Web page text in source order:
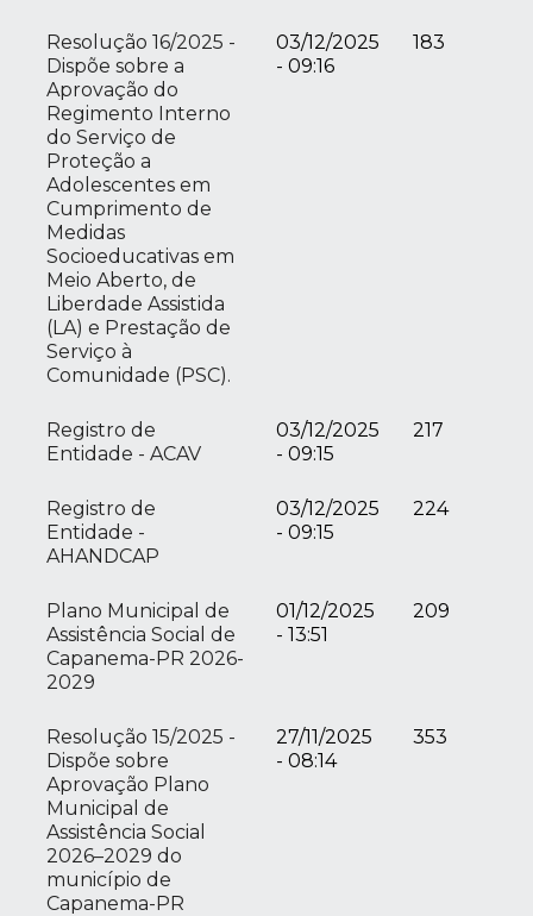
Resolução 16/2025 -
Dispõe sobre a
Aprovação do
Regimento Interno
do Serviço de
Proteção a
Adolescentes em
Cumprimento de
Medidas
Socioeducativas em
Meio Aberto, de
Liberdade Assistida
(LA) e Prestação de
Serviço à
Comunidade (PSC).
03/12/2025
- 09:16
183
Registro de
Entidade - ACAV
03/12/2025
- 09:15
217
Registro de
Entidade -
AHANDCAP
03/12/2025
- 09:15
224
Plano Municipal de
Assistência Social de
Capanema-PR 2026-
2029
01/12/2025
- 13:51
209
Resolução 15/2025 -
Dispõe sobre
Aprovação Plano
Municipal de
Assistência Social
2026–2029 do
município de
Capanema-PR
27/11/2025
- 08:14
353